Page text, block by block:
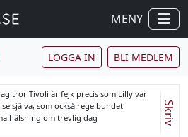
MENY
LOGGA IN BLI MEDLEM
Jag tror Tivoli är fejk precis som Lilly var
själva, som också regelbundet
hälsning om trevlig dag
Skriv